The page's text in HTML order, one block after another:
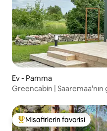
Ev - Pamma
Greencabin |
Misafirlerin favorilerinden
Misafirlerin favorisi